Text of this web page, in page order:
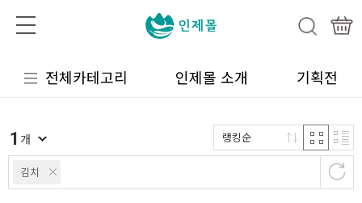
전체카테고리 인제몰 소개 기획전
김치
1 개 랭킹순